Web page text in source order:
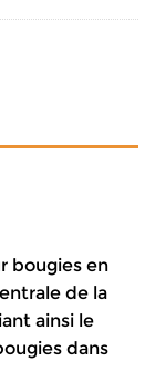
bougies en
de la
ainsi le
dans